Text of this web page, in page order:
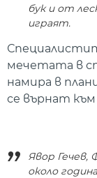
бук и от
играят.
мечетата в
намира в
се върнат
Явор Гечев,
около